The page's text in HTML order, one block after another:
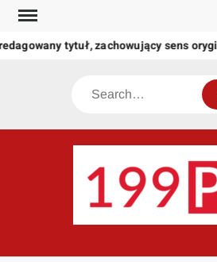
Skip
content
tytuł, zachowujący sens
Search